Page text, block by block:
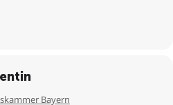
komplett absichern?
Bayern